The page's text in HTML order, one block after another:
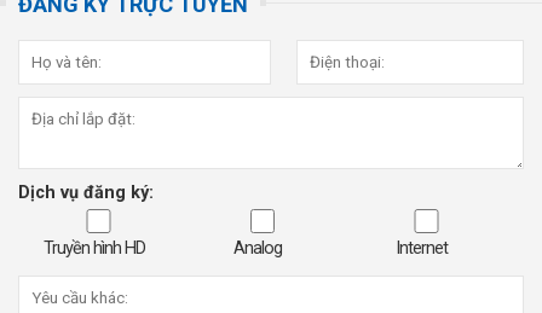
Dịch vụ đăng ký:
Truyền hình HD Analog Internet